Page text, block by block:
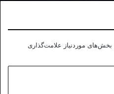
بخش‌های موردنیاز علامت‌گذاری